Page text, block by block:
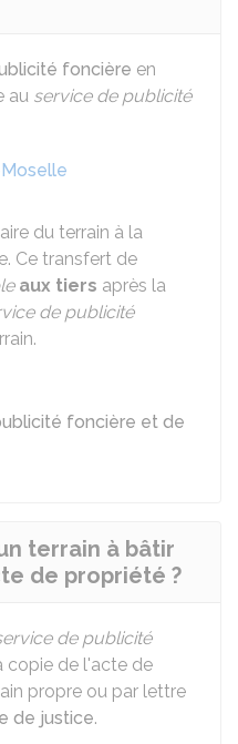
foncière en
au service de publicité
du terrain à la
Ce transfert de
aux tiers après la
de publicité
foncière et de
terrain à bâtir
de propriété ?
de publicité
copie de l'acte de
propre ou par lettre
de justice.